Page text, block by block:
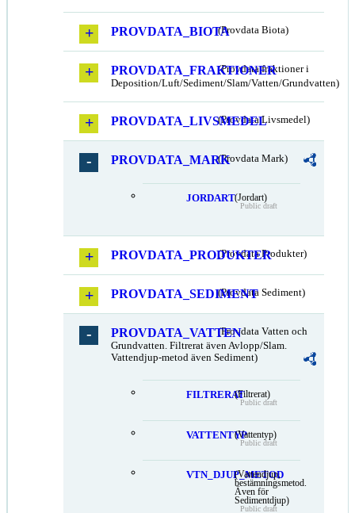
PROVDATA_BIOTA(Provdata Biota)
PROVDATA_FRAKTIONER
(Provdata fraktioner i
Deposition/Luft/Sediment/Slam/Vatten/Grundvatten)
PROVDATA_LIVSMEDEL
(Provdata Livsmedel)
PROVDATA_MARK(Provdata Mark)
JORDART(Jordart)
Public draft
PROVDATA_PRODUKTER
(Provdata Produkter)
PROVDATA_SEDIMENT(Provdata Sediment)
PROVDATA_VATTEN(Provdata Vatten och
Grundvatten. Filtrerat även Avlopp/Slam.
Vattendjup-metod även Sediment)
FILTRERAT(Filtrerat)
Public draft
VATTENTYP(Vattentyp)
Public draft
VTN_DJUP_METOD
(Vattendjup,
bestämningsmetod.
Även för
Sedimentdjup)
Public draft